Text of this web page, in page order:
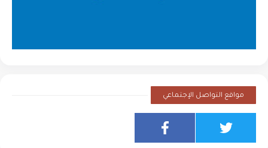
مواقع التواصل الإجتماعي